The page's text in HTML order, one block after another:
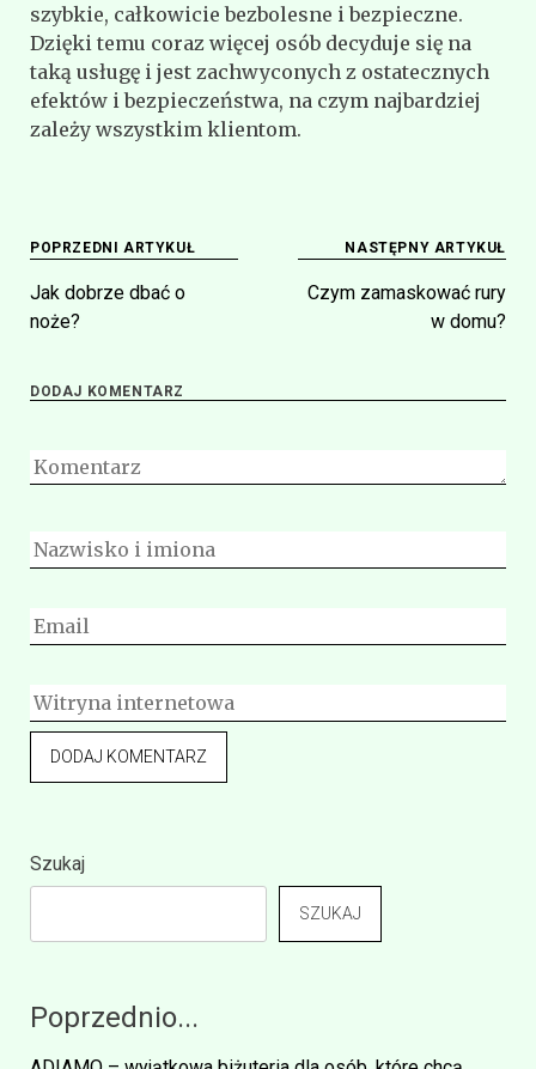
szybkie, całkowicie bezbolesne i bezpieczne.
Dzięki temu coraz więcej osób decyduje się na
taką usługę i jest zachwyconych z ostatecznych
efektów i bezpieczeństwa, na czym najbardziej
zależy wszystkim klientom.
Nawigacja
wpisu
POPRZEDNI ARTYKUŁ
Jak dobrze dbać o
noże?
NASTĘPNY ARTYKUŁ
Czym zamaskować rury
w domu?
DODAJ KOMENTARZ
Szukaj
SZUKAJ
Poprzednio...